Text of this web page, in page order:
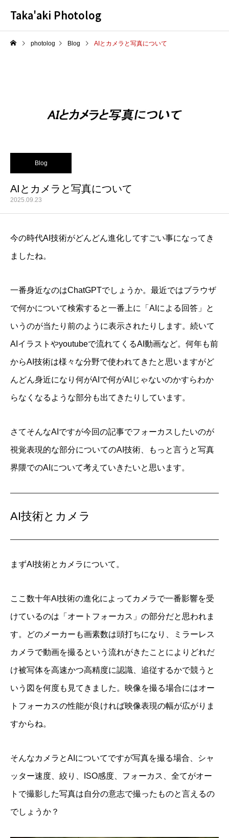
Taka'aki Photolog
photolog Blog AIとカメラと写真について
Blog
AIとカメラと写真について
2025.09.23
今の時代AI技術がどんどん進化してすごい事になってき
ましたね。
一番身近なのはChatGPTでしょうか。最近ではブラウザ
で何かについて検索すると一番上に「AIによる回答」と
いうのが当たり前のように表示されたりします。続いて
AIイラストやyoutubeで流れてくるAI動画など。何年も前
からAI技術は様々な分野で使われてきたと思いますがど
んどん身近になり何がAIで何がAIじゃないのかすらわか
らなくなるような部分も出てきたりしています。
さてそんなAIですが今回の記事でフォーカスしたいのが
視覚表現的な部分についてのAI技術、もっと言うと写真
界隈でのAIについて考えていきたいと思います。
AI技術とカメラ
まずAI技術とカメラについて。
ここ数十年AI技術の進化によってカメラで一番影響を受
けているのは「オートフォーカス」の部分だと思われま
す。どのメーカーも画素数は頭打ちになり、ミラーレス
カメラで動画を撮るという流れがきたことによりどれだ
け被写体を高速かつ高精度に認識、追従するかで競うと
いう図を何度も見てきました。映像を撮る場合にはオー
トフォーカスの性能が良ければ映像表現の幅が広がりま
すからね。
そんなカメラとAIについてですが写真を撮る場合、シャ
ッター速度、絞り、ISO感度、フォーカス、全てがオー
トで撮影した写真は自分の意志で撮ったものと言えるの
でしょうか？